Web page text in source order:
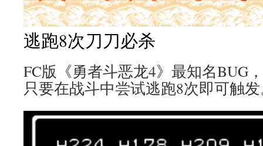
逃跑8次刀刀必杀
FC版《勇者斗恶龙4》最知名BUG
只要在战斗中尝试逃跑8次即可触